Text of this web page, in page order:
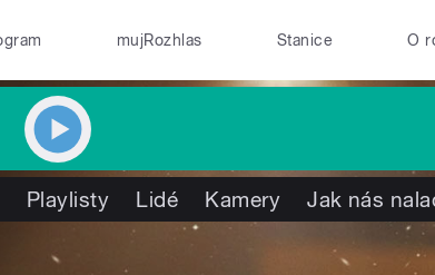
mujRozhlas Stanice O
Playlisty Lidé Kamery Jak nás